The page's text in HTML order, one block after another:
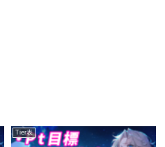
Tier表